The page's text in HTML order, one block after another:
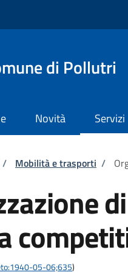
di Pollutri
Novità Servizi
di pane
/ Mobilità e trasporti /
05-06;635)